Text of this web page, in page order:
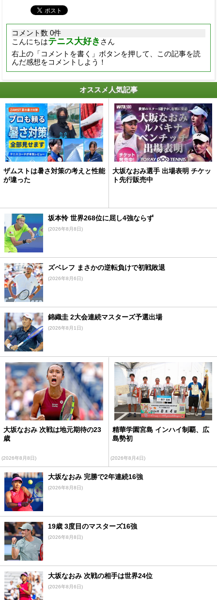
コメント数 0件
こんにちはテニス大好き さん
右上の「コメントを書く」ボタンを押して、この記事を読
んだ感想をコメントしよう！
オススメ人気記事
ザムストは暑さ対策の考えと性能
が違った
大坂なおみ選手 出場表明 チケッ
ト先行販売中
坂本怜 世界268位に屈し4強ならず
(2026年8月8日)
ズベレフ まさかの逆転負けで初戦敗退
(2026年8月6日)
錦織圭 2大会連続マスターズ予選出場
(2026年8月1日)
大坂なおみ 次戦は地元期待の23
歳
(2026年8月8日)
精華学園宮島 インハイ制覇、広
島勢初
(2026年8月4日)
大坂なおみ 完勝で2年連続16強
(2026年8月8日)
19歳 3度目のマスターズ16強
(2026年8月8日)
大坂なおみ 次戦の相手は世界24位
(2026年8月6日)